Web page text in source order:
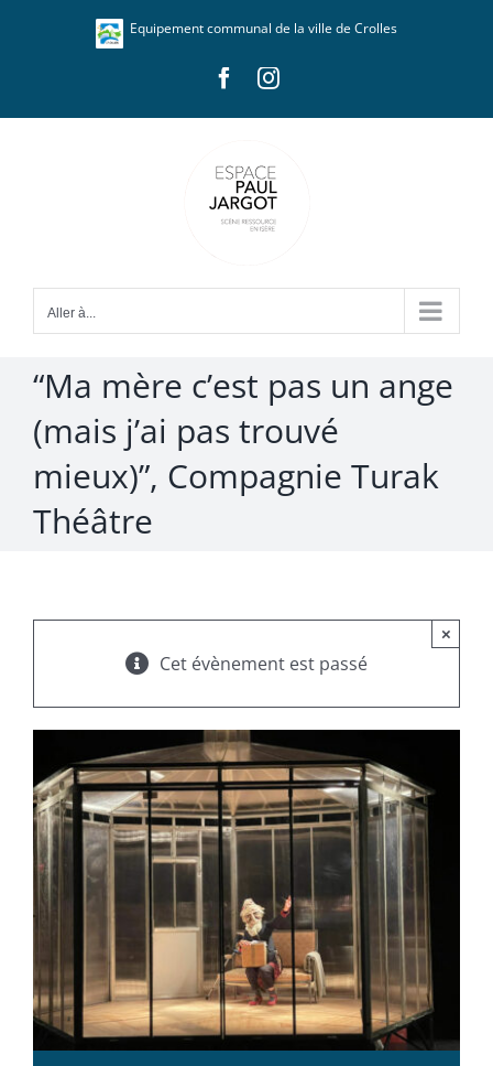
Equipement communal de la ville de Crolles
FacebookInstagram
Aller à...
“Ma mère c’est pas un ange
(mais j’ai pas trouvé
mieux)”, Compagnie Turak
Théâtre
Cet évènement est passé
×
Panneau de gestion des cookies